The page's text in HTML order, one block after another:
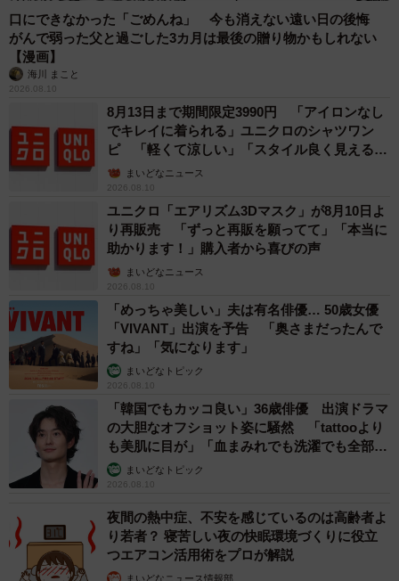
口にできなかった「ごめんね」 今も消えない遠い日の後悔
がんで弱った父と過ごした3カ月は最後の贈り物かもしれない
【漫画】
海川 まこと
2026.08.10
8月13日まで期間限定3990円 「アイロンなし
でキレイに着られる」ユニクロのシャツワン
ピ 「軽くて涼しい」「スタイル良く見える」
の声まいどなニュース
2026.08.10
ユニクロ「エアリズム3Dマスク」が8月10日よ
り再販売 「ずっと再販を願ってて」「本当に
助かります！」購入者から喜びの声
まいどなニュース
2026.08.10
「めっちゃ美しい」夫は有名俳優… 50歳女優
「VIVANT」出演を予告 「奥さまだったんで
すね」「気になります」
まいどなトピック
2026.08.10
「韓国でもカッコ良い」36歳俳優 出演ドラマ
の大胆なオフショット姿に騒然 「tattooより
も美肌に目が」「血まみれでも洗濯でも全部か
っこいい」
まいどなトピック
2026.08.10
夜間の熱中症、不安を感じているのは高齢者よ
り若者？ 寝苦しい夜の快眠環境づくりに役立
つエアコン活用術をプロが解説
まいどなニュース情報部